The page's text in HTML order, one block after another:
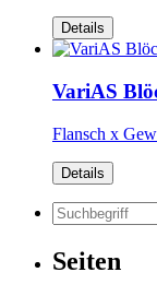
Details
VariAS
Flansch x
Details
Suchen
nach:
Seiten